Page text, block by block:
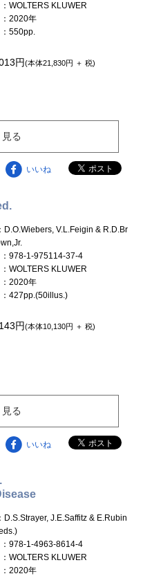
：WOLTERS KLUWER
：2020年
：550pp.
円(本体21,830円 ＋ 税)
る
いいね
：D.O.Wiebers, V.L.Feigin & R.D.Br
：978-1-975114-37-4
：WOLTERS KLUWER
：2020年
：427pp.(50illus.)
円(本体10,130円 ＋ 税)
る
いいね
：D.S.Strayer, J.E.Saffitz & E.Rubin
：978-1-4963-8614-4
：WOLTERS KLUWER
：2020年